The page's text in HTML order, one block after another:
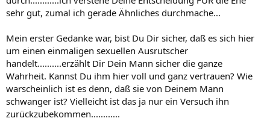
sehr gut, zumal ich gerade Ähnliches durchmache...
Mein erster Gedanke war, bist Du Dir sicher, daß es sich hier
um einen einmaligen sexuellen Ausrutscher
handelt..........erzählt Dir Dein Mann sicher die ganze
Wahrheit. Kannst Du ihm hier voll und ganz vertrauen? Wie
warscheinlich ist es denn, daß sie von Deinem Mann
schwanger ist? Vielleicht ist das ja nur ein Versuch ihn
zurückzubekommen............